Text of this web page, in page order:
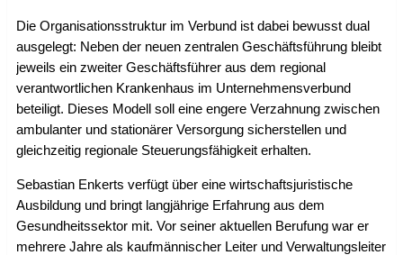
Die Organisationsstruktur im Verbund ist dabei bewusst dual
ausgelegt: Neben der neuen zentralen Geschäftsführung bleibt
jeweils ein zweiter Geschäftsführer aus dem regional
verantwortlichen Krankenhaus im Unternehmensverbund
beteiligt. Dieses Modell soll eine engere Verzahnung zwischen
ambulanter und stationärer Versorgung sicherstellen und
gleichzeitig regionale Steuerungsfähigkeit erhalten.
Sebastian Enkerts verfügt über eine wirtschaftsjuristische
Ausbildung und bringt langjährige Erfahrung aus dem
Gesundheitssektor mit. Vor seiner aktuellen Berufung war er
mehrere Jahre als kaufmännischer Leiter und Verwaltungsleiter